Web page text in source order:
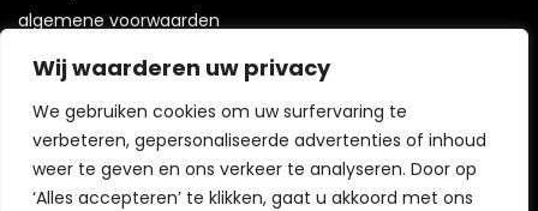
Wij waarderen uw privacy
We gebruiken cookies om uw surfervaring te
verbeteren, gepersonaliseerde advertenties of inhoud
weer te geven en ons verkeer te analyseren. Door op
‘Alles accepteren’ te klikken, gaat u akkoord met ons
algemene voorwaarden
Vrijwaring
Openbaarmaking van partners